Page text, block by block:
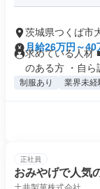
茨城県つくば市
月給26万円～40
求めている人材
のある方 ・自ら
制服あり 業界未経
正社員
おみやげで人気